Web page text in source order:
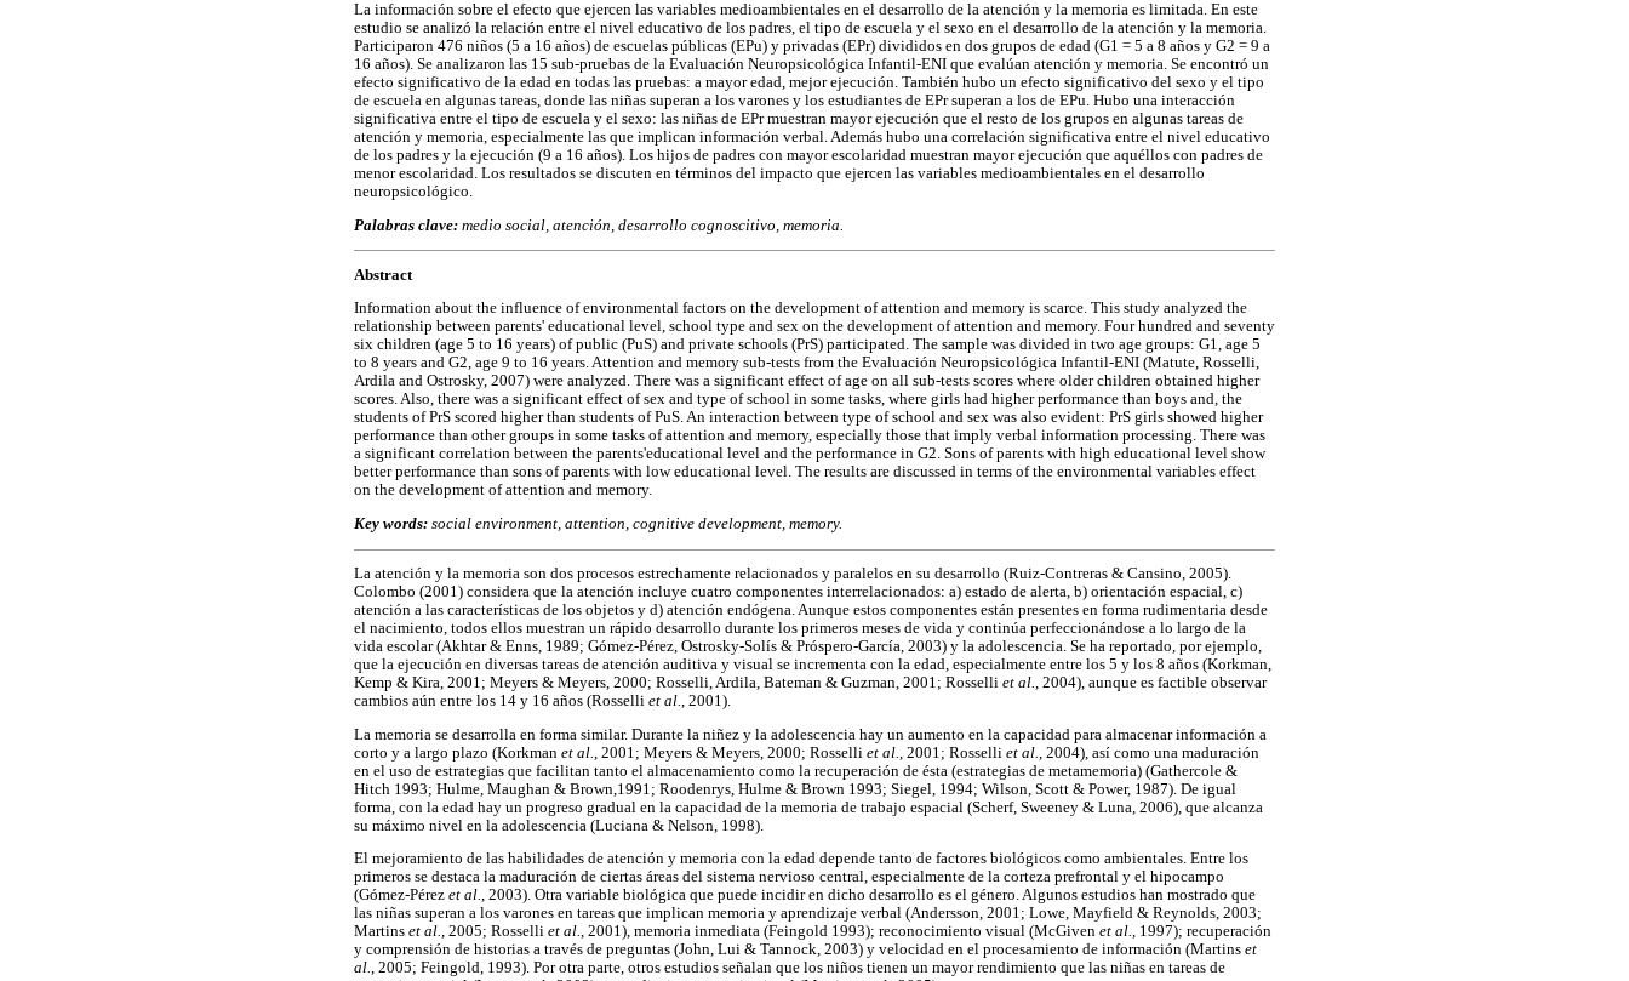
La información sobre el efecto que ejercen las variables medioambientales en el desarrollo de la atención y la memoria es limitada. En este
estudio se analizó la relación entre el nivel educativo de los padres, el tipo de escuela y el sexo en el desarrollo de la atención y la memoria.
Participaron 476 niños (5 a 16 años) de escuelas públicas (EPu) y privadas (EPr) divididos en dos grupos de edad (G1 = 5 a 8 años y G2 = 9 a
16 años). Se analizaron las 15 sub-pruebas de la Evaluación Neuropsicológica Infantil-ENI que evalúan atención y memoria. Se encontró un
efecto significativo de la edad en todas las pruebas: a mayor edad, mejor ejecución. También hubo un efecto significativo del sexo y el tipo
de escuela en algunas tareas, donde las niñas superan a los varones y los estudiantes de EPr superan a los de EPu. Hubo una interacción
significativa entre el tipo de escuela y el sexo: las niñas de EPr muestran mayor ejecución que el resto de los grupos en algunas tareas de
atención y memoria, especialmente las que implican información verbal. Además hubo una correlación significativa entre el nivel educativo
de los padres y la ejecución (9 a 16 años). Los hijos de padres con mayor escolaridad muestran mayor ejecución que aquéllos con padres de
menor escolaridad. Los resultados se discuten en términos del impacto que ejercen las variables medioambientales en el desarrollo
neuropsicológico.
Palabras clave: medio social, atención, desarrollo cognoscitivo, memoria.
Abstract
Information about the influence of environmental factors on the development of attention and memory is scarce. This study analyzed the
relationship between parents' educational level, school type and sex on the development of attention and memory. Four hundred and seventy
six children (age 5 to 16 years) of public (PuS) and private schools (PrS) participated. The sample was divided in two age groups: G1, age 5
to 8 years and G2, age 9 to 16 years. Attention and memory sub-tests from the Evaluación Neuropsicológica Infantil-ENI (Matute, Rosselli,
Ardila and Ostrosky, 2007) were analyzed. There was a significant effect of age on all sub-tests scores where older children obtained higher
scores. Also, there was a significant effect of sex and type of school in some tasks, where girls had higher performance than boys and, the
students of PrS scored higher than students of PuS. An interaction between type of school and sex was also evident: PrS girls showed higher
performance than other groups in some tasks of attention and memory, especially those that imply verbal information processing. There was
a significant correlation between the parents'educational level and the performance in G2. Sons of parents with high educational level show
better performance than sons of parents with low educational level. The results are discussed in terms of the environmental variables effect
on the development of attention and memory.
Key words: social environment, attention, cognitive development, memory.
La atención y la memoria son dos procesos estrechamente relacionados y paralelos en su desarrollo (Ruiz-Contreras & Cansino, 2005).
Colombo (2001) considera que la atención incluye cuatro componentes interrelacionados: a) estado de alerta, b) orientación espacial, c)
atención a las características de los objetos y d) atención endógena. Aunque estos componentes están presentes en forma rudimentaria desde
el nacimiento, todos ellos muestran un rápido desarrollo durante los primeros meses de vida y continúa perfeccionándose a lo largo de la
vida escolar (Akhtar & Enns, 1989; Gómez-Pérez, Ostrosky-Solís & Próspero-García, 2003) y la adolescencia. Se ha reportado, por ejemplo,
que la ejecución en diversas tareas de atención auditiva y visual se incrementa con la edad, especialmente entre los 5 y los 8 años (Korkman,
Kemp & Kira, 2001; Meyers & Meyers, 2000; Rosselli, Ardila, Bateman & Guzman, 2001; Rosselli et al., 2004), aunque es factible observar
cambios aún entre los 14 y 16 años (Rosselli et al., 2001).
La memoria se desarrolla en forma similar. Durante la niñez y la adolescencia hay un aumento en la capacidad para almacenar información a
corto y a largo plazo (Korkman et al., 2001; Meyers & Meyers, 2000; Rosselli et al., 2001; Rosselli et al., 2004), así como una maduración
en el uso de estrategias que facilitan tanto el almacenamiento como la recuperación de ésta (estrategias de metamemoria) (Gathercole &
Hitch 1993; Hulme, Maughan & Brown,1991; Roodenrys, Hulme & Brown 1993; Siegel, 1994; Wilson, Scott & Power, 1987). De igual
forma, con la edad hay un progreso gradual en la capacidad de la memoria de trabajo espacial (Scherf, Sweeney & Luna, 2006), que alcanza
su máximo nivel en la adolescencia (Luciana & Nelson, 1998).
El mejoramiento de las habilidades de atención y memoria con la edad depende tanto de factores biológicos como ambientales. Entre los
primeros se destaca la maduración de ciertas áreas del sistema nervioso central, especialmente de la corteza prefrontal y el hipocampo
(Gómez-Pérez et al., 2003). Otra variable biológica que puede incidir en dicho desarrollo es el género. Algunos estudios han mostrado que
las niñas superan a los varones en tareas que implican memoria y aprendizaje verbal (Andersson, 2001; Lowe, Mayfield & Reynolds, 2003;
Martins et al., 2005; Rosselli et al., 2001), memoria inmediata (Feingold 1993); reconocimiento visual (McGiven et al., 1997); recuperación
y comprensión de historias a través de preguntas (John, Lui & Tannock, 2003) y velocidad en el procesamiento de información (Martins et
al., 2005; Feingold, 1993). Por otra parte, otros estudios señalan que los niños tienen un mayor rendimiento que las niñas en tareas de